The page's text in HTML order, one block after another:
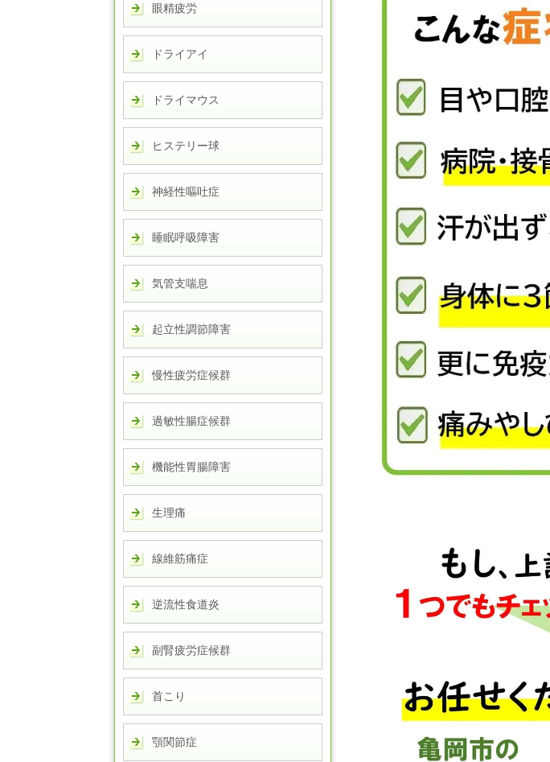
眼精疲労
ドライアイ
ドライマウス
ヒステリー球
神経性嘔吐症
睡眠呼吸障害
気管支喘息
起立性調節障害
慢性疲労症候群
過敏性腸症候群
機能性胃腸障害
生理痛
線維筋痛症
逆流性食道炎
副腎疲労症候群
首こり
顎関節症